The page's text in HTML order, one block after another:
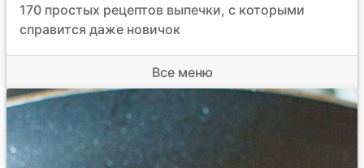
170 простых рецептов выпечки, с которыми
справится даже новичок
Все меню